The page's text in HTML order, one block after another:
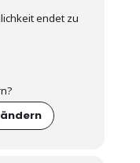
endet zu